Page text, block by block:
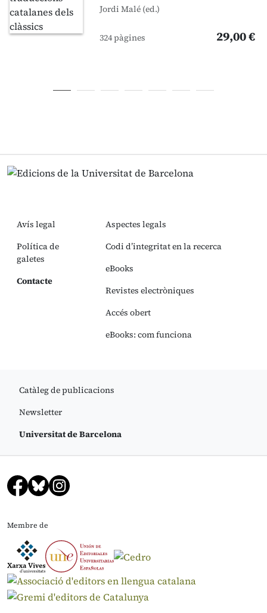
Jordi Malé (ed.)
324 pàgines 29,00 €
Avís legal
Política de
galetes
Contacte
Aspectes legals
Codi d’integritat en la recerca
eBooks
Revistes electròniques
Accés obert
eBooks: com funciona
Catàleg de publicacions
Newsletter
Universitat de Barcelona
Membre de